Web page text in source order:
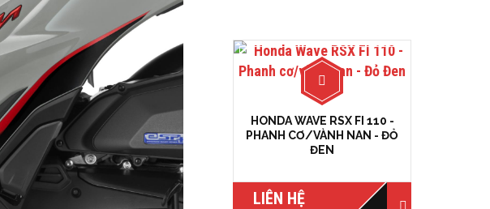
HONDA WAVE RSX FI 110 -
PHANH CƠ/VÀNH NAN - ĐỎ
ĐEN
LIÊN HỆ